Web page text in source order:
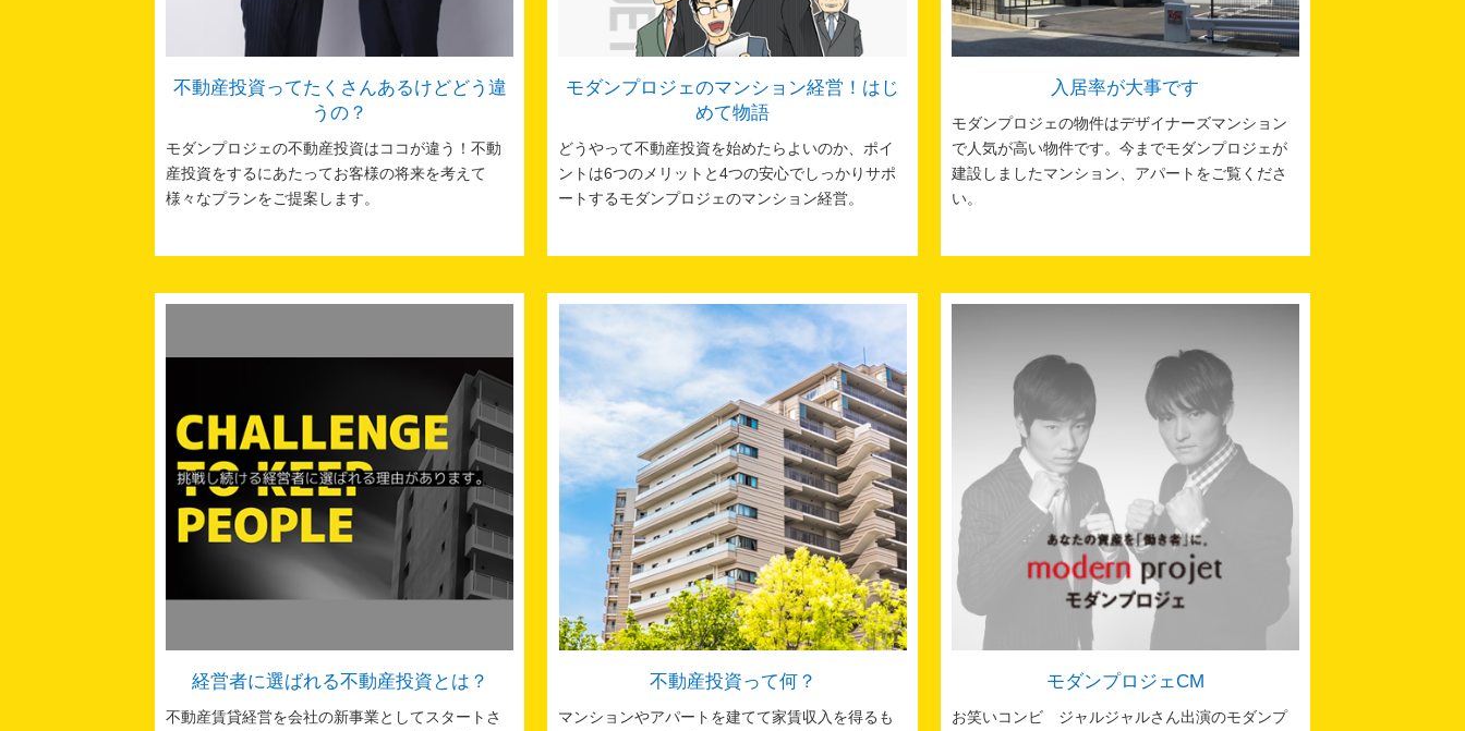
不動産投資ってたくさんあるけどどう違
うの？
モダンプロジェの不動産投資はココが違う！不動
産投資をするにあたってお客様の将来を考えて
様々なプランをご提案します。
モダンプロジェのマンション経営！はじ
めて物語
どうやって不動産投資を始めたらよいのか、ポイ
ントは6つのメリットと4つの安心でしっかりサポ
ートするモダンプロジェのマンション経営。
入居率が大事です
モダンプロジェの物件はデザイナーズマンション
で人気が高い物件です。今までモダンプロジェが
建設しましたマンション、アパートをご覧くださ
い。
経営者に選ばれる不動産投資とは？
不動産賃貸経営を会社の新事業としてスタートさ
不動産投資って何？
マンションやアパートを建てて家賃収入を得るも
モダンプロジェCM
お笑いコンビ ジャルジャルさん出演のモダンプ